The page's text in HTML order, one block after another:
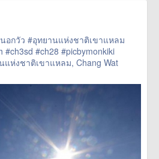
อกวัว #อุทยานแห่งชาติเขาแหลม
#ch3sd #ch28 #picbymonkiki
ห่งชาติเขาแหลม, Chang Wat